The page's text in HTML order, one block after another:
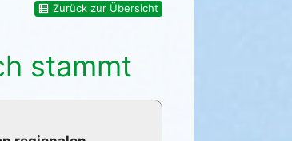
Zurück zur Übersicht
stammt